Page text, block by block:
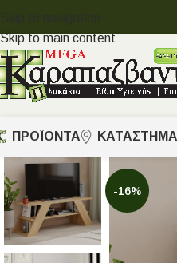
Skip to navigation
Skip to main content
ΠΡΟΪΟΝΤΑ
-16%